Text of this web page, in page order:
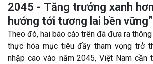
2045 - Tăng trưởng xanh
hướng tới tương lai bền
Theo đó, hai báo cáo trên đã đưa ra
thực hóa mục tiêu đầy tham vọng trở
nhập cao vào năm 2045, Việt Nam cần